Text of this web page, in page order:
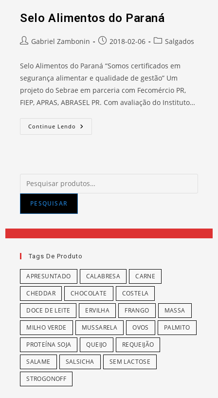
Selo Alimentos do Paraná
Autor
post:
Gabriel Zambonin
Post2018-02-06
Categoria
post:
Salgados
Selo Alimentos do Paraná “Somos certificados em
segurança alimentar e qualidade de gestão” Um
projeto do Sebrae em parceria com Fecomércio PR,
FIEP, APRAS, ABRASEL PR. Com avaliação do Instituto…
Continue Lendo Selo
Alimentos
Pesquisar
por:
PESQUISAR
Tags De Produto
APRESUNTADO CALABRESA CARNE
CHEDDAR CHOCOLATE COSTELA
DOCE DE LEITE ERVILHA FRANGO MASSA
MILHO VERDE MUSSARELA OVOS PALMITO
PROTEÍNA SOJA QUEIJO REQUEIJÃO
SALAME SALSICHA SEM LACTOSE
STROGONOFF